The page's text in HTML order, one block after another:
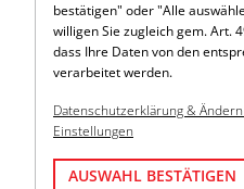
bestätigen" oder "Alle
willigen Sie zugleich gem. Art.
dass Ihre Daten von den
verarbeitet werden.
Datenschutzerklärung &
Einstellungen
AUSWAHL BESTÄTIGEN